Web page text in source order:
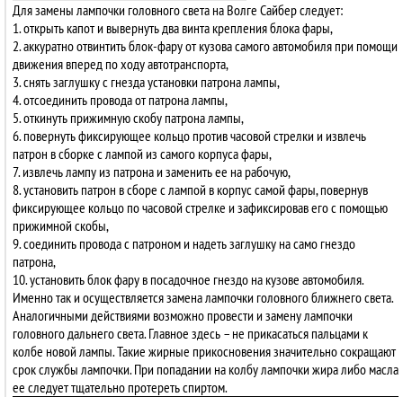
Для замены лампочки головного света на Волге Сайбер следует:
1. открыть капот и вывернуть два винта крепления блока фары,
2. аккуратно отвинтить блок-фару от кузова самого автомобиля при помощи
движения вперед по ходу автотранспорта,
3. снять заглушку с гнезда установки патрона лампы,
4. отсоединить провода от патрона лампы,
5. откинуть прижимную скобу патрона лампы,
6. повернуть фиксирующее кольцо против часовой стрелки и извлечь
патрон в сборке с лампой из самого корпуса фары,
7. извлечь лампу из патрона и заменить ее на рабочую,
8. установить патрон в сборе с лампой в корпус самой фары, повернув
фиксирующее кольцо по часовой стрелке и зафиксировав его с помощью
прижимной скобы,
9. соединить провода с патроном и надеть заглушку на само гнездо
патрона,
10. установить блок фару в посадочное гнездо на кузове автомобиля.
Именно так и осуществляется замена лампочки головного ближнего света.
Аналогичными действиями возможно провести и замену лампочки
головного дальнего света. Главное здесь – не прикасаться пальцами к
колбе новой лампы. Такие жирные прикосновения значительно сокращают
срок службы лампочки. При попадании на колбу лампочки жира либо масла
ее следует тщательно протереть спиртом.